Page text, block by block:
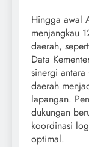
Hingga awal
menjangkau
daerah,
Data
sinergi antara
daerah
lapangan.
dukungan
koordinasi
optimal.